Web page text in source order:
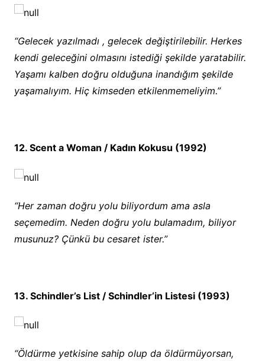
“Gelecek yazılmadı , gelecek değiştirilebilir. Herkes
kendi geleceğini olmasını istediği şekilde yaratabilir.
Yaşamı kalben doğru olduğuna inandığım şekilde
yaşamalıyım. Hiç kimseden etkilenmemeliyim.”
12. Scent a Woman / Kadın Kokusu (1992)
“Her zaman doğru yolu biliyordum ama asla
seçemedim. Neden doğru yolu bulamadım, biliyor
musunuz? Çünkü bu cesaret ister.”
13. Schindler’s List / Schindler’in Listesi (1993)
“Öldürme yetkisine sahip olup da öldürmüyorsan,